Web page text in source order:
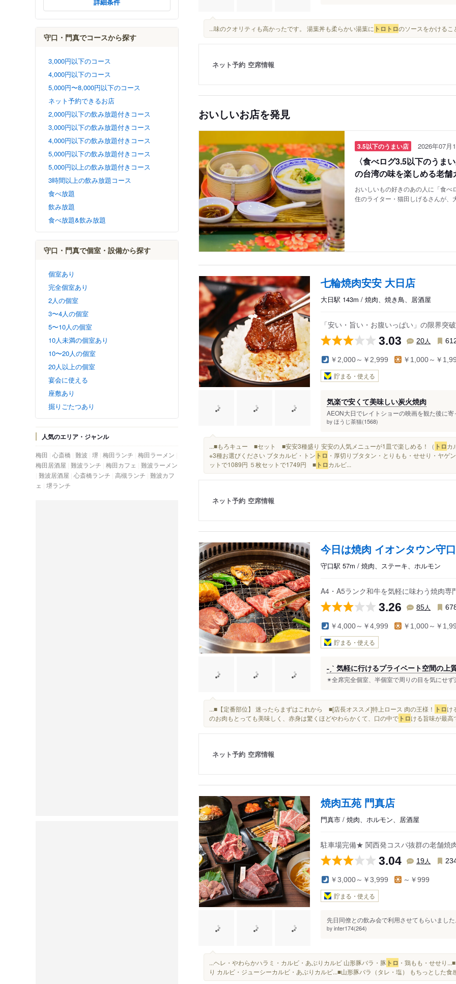
守口・門真でコースから探す
3,000円以下のコース
4,000円以下のコース
5,000円〜8,000円以下のコース
ネット予約できるお店
2,000円以下の飲み放題付きコース
3,000円以下の飲み放題付きコース
4,000円以下の飲み放題付きコース
5,000円以下の飲み放題付きコース
5,000円以上の飲み放題付きコース
3時間以上の飲み放題コース
食べ放題
飲み放題
食べ放題&飲み放題
守口・門真で個室・設備から探す
個室あり
完全個室あり
2人の個室
3〜4人の個室
5〜10人の個室
10人未満の個室あり
10〜20人の個室
20人以上の個室
宴会に使える
座敷あり
掘りごたつあり
人気のエリア・ジャンル
梅田 心斎橋 難波 堺 梅田ランチ 梅田ラーメン
梅田居酒屋 難波ランチ 梅田カフェ
難波ラーメン
難波居酒屋 心斎橋ランチ 高槻ランチ 難波カフ
ェ
堺ランチ
...味のクオリティも高かったです。 湯葉丼も柔らかい湯葉に トロ トロのソースをかけるこ
ネット予約 空席情報
おいしいお店を発見
3.5以下のうまい店 2026年07月
〈食べログ3.5以下のうま
の台湾の味を楽しめる老舗
おいしいもの好きのあの人に「食
住のライター・猫田しげるさんが
七輪焼肉安安 大日店
大日駅 143m / 焼肉、焼き鳥、居酒屋
「安い・旨い・お腹いっぱい」の限界突
3.03 20人
￥2,000～￥2,999 ￥1,000～￥
貯まる・使える
気楽で安くて美味しい炭火焼肉
AEON大日でレイトショーの映画を観た後に
by ほうじ茶猫(1568)
...■もろキュー ■セット ■安安3種盛り 安安の人気メニューが1皿で楽しめる！（ トロカ
※3種お選びください ブタカルビ・トン トロ ・厚切りブタタン・とりもも・せせり・ヤゲ
ットで1089円 ５枚セットで1749円 ■ トロカルビ...
ネット予約 空席情報
今日は焼肉 イオンタウン守
守口駅 57m / 焼肉、ステーキ、ホルモン
A4・A5ランク和牛を気軽に味わう焼肉専
3.26 85人
￥4,000～￥4,999 ￥1,000～￥
貯まる・使える
˗ˏˋ 気軽に行けるプライベート空間の上
✴︎全席完全個室、半個室で周りの目を気にせ
...■【定番部位】 迷ったらまずはこれから ■[店長オススメ]特上ロース 肉の王様！ トロけ
のお肉もとっても美味しく、赤身は驚くほどやわらかくて、口の中で トロける旨味が最高
ネット予約 空席情報
焼肉五苑 門真店
門真市 / 焼肉、ホルモン、居酒屋
駐車場完備★ 関西発コスパ抜群の老舗焼
3.04 19人
￥3,000～￥3,999 ～￥999
貯まる・使える
先日同僚との飲み会で利用させてもらいまし
by inter174(264)
...ヘレ・やわらかハラミ・カルビ・あぶりカルビ 山形豚バラ・豚 トロ ・鶏もも・せせり
り カルビ・ジューシーカルビ・あぶりカルビ...■山形豚バラ（タレ・塩） もちっとした